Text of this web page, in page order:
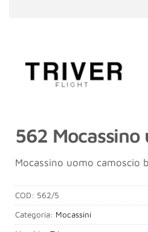
562 Mocassino
Mocassino uomo camoscio
COD: 562/5
Categoria: Mocassini